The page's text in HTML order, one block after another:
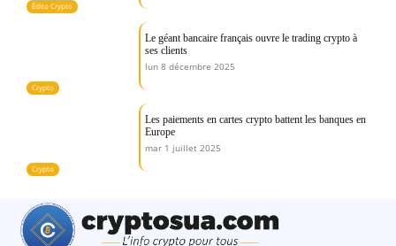
Édito Crypto
Crypto
Le géant bancaire français ouvre le trading crypto à
ses clients
lun 8 décembre 2025
Crypto
Les paiements en cartes crypto battent les banques en
Europe
mar 1 juillet 2025